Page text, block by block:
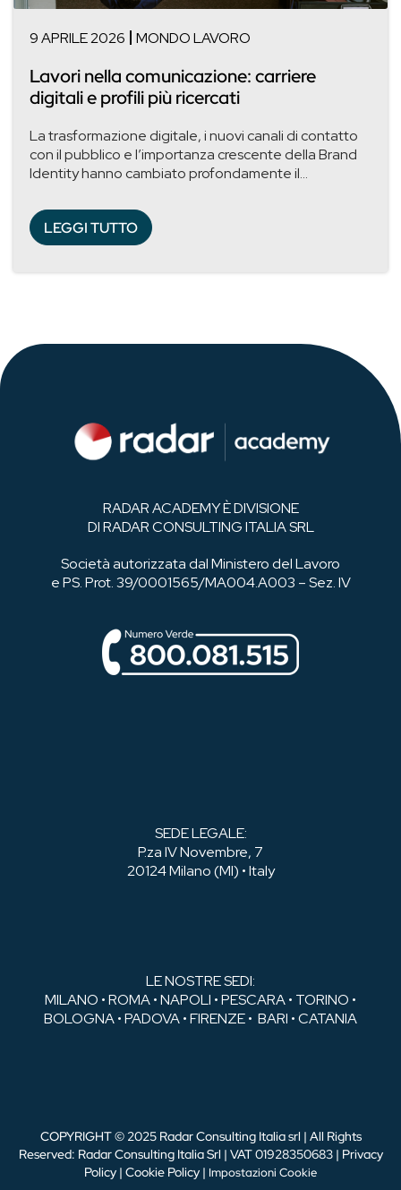
9 APRILE 2026 MONDO LAVORO
Lavori nella comunicazione: carriere
digitali e profili più ricercati
La trasformazione digitale, i nuovi canali di contatto
con il pubblico e l’importanza crescente della Brand
Identity hanno cambiato profondamente il...
LEGGI TUTTO
RADAR ACADEMY È DIVISIONE
DI RADAR CONSULTING ITALIA SRL
Società autorizzata dal Ministero del Lavoro
e PS. Prot. 39/0001565/MA004.A003 – Sez. IV
SEDE LEGALE:
P.za IV Novembre, 7
20124 Milano (MI) • Italy
LE NOSTRE SEDI:
MILANO • ROMA • NAPOLI • PESCARA • TORINO •
BOLOGNA • PADOVA • FIRENZE • BARI • CATANIA
COPYRIGHT © 2025 Radar Consulting Italia srl | All Rights
Reserved: Radar Consulting Italia Srl | VAT 01928350683 | Privacy
Policy | Cookie Policy | Impostazioni Cookie